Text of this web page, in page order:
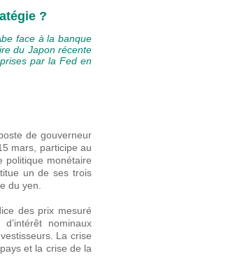
?
face à la banque
du Japon récente
par la Fed en
de gouverneur
mars, participe au
politique monétaire
un de ses trois
du yen.
des prix mesuré
nominaux
La crise
et la crise de la